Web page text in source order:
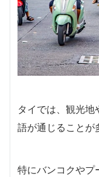
タイでは、観光
語が通じることが
特にバンコクやプ